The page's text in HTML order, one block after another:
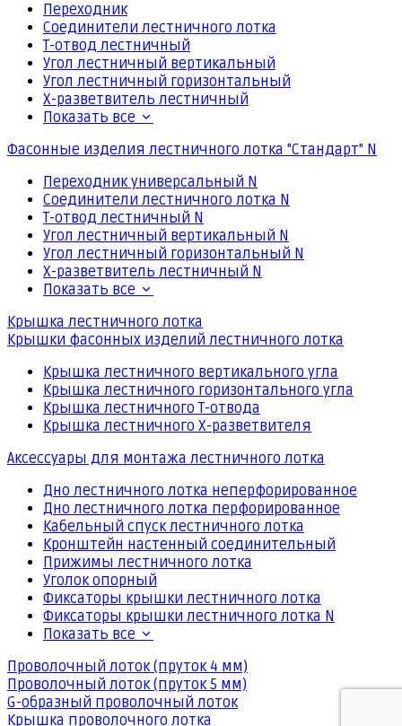
Переходник
Соединители лестничного лотка
Т-отвод лестничный
Угол лестничный вертикальный
Угол лестничный горизонтальный
Х-разветвитель лестничный
Показать все
Фасонные изделия лестничного лотка "Стандарт" N
Переходник универсальный N
Соединители лестничного лотка N
Т-отвод лестничный N
Угол лестничный вертикальный N
Угол лестничный горизонтальный N
Х-разветвитель лестничный N
Показать все
Крышка лестничного лотка
Крышки фасонных изделий лестничного лотка
Крышка лестничного вертикального угла
Крышка лестничного горизонтального угла
Крышка лестничного Т-отвода
Крышка лестничного Х-разветвителя
Аксессуары для монтажа лестничного лотка
Дно лестничного лотка неперфорированное
Дно лестничного лотка перфорированное
Кабельный спуск лестничного лотка
Кронштейн настенный соединительный
Прижимы лестничного лотка
Уголок опорный
Фиксаторы крышки лестничного лотка
Фиксаторы крышки лестничного лотка N
Показать все
Проволочный лоток (пруток 4 мм)
Проволочный лоток (пруток 5 мм)
G-образный проволочный лоток
Крышка проволочного лотка